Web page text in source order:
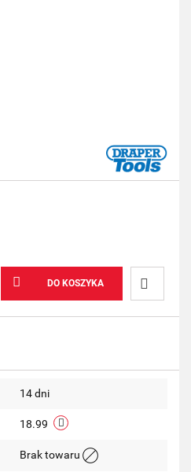
DO KOSZYKA
Do
14 dni
18.99
Brak towaru